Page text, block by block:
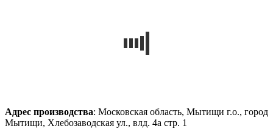
Адрес производства: Московская область, Мытищи г.о., город
Мытищи, Хлебозаводская ул., влд. 4а стр. 1